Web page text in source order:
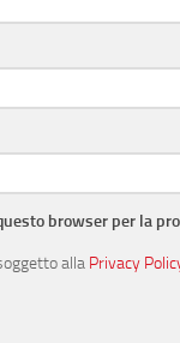
browser per la
alla Privacy